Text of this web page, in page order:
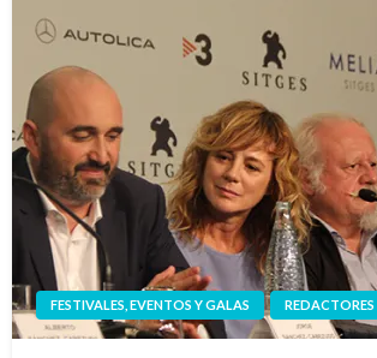
FESTIVALES, EVENTOS Y GALAS REDACTORES